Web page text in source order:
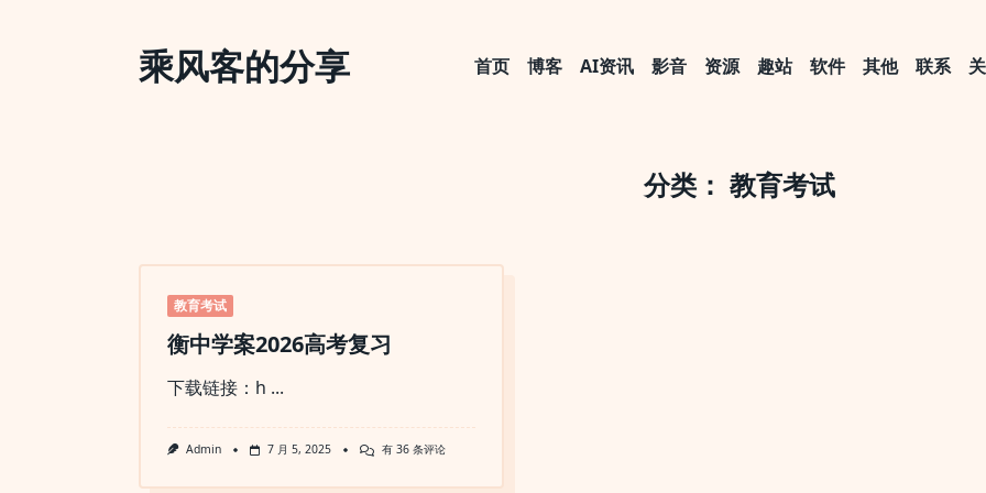
乘风客的分享 首页 博客 AI资讯 影音 资源 趣站 软件 其他 联系
分类： 教育考试
教育考试
衡中学案2026高考复习
下载链接：h ...
Admin 7 月 5, 2025
衡
有 36 条评论